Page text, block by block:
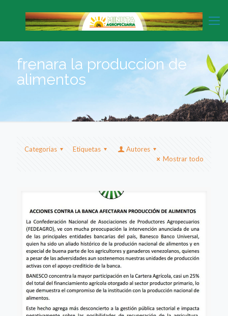
frenara la produccion de
alimentos
Categorias Etiquetas
Autores
Mostrar todo